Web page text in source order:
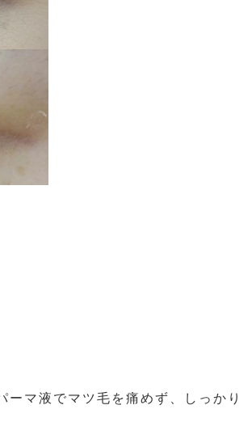
マ液でマツ毛を痛めず、しっかり